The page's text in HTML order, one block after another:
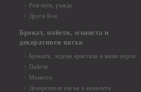
Реагенти, ръжда
Други Бои
Брокат, пайети, мъниста и
декоративен пясък
Брокати, ледени кристали и мини перли
Пайети
Мъниста
Декоративен пясък и камъчета